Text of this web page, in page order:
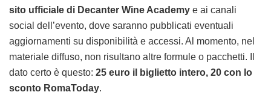
sito ufficiale di Decanter Wine Academy e ai canali
social dell’evento, dove saranno pubblicati eventuali
aggiornamenti su disponibilità e accessi. Al momento, nel
materiale diffuso, non risultano altre formule o pacchetti. Il
dato certo è questo: 25 euro il biglietto intero, 20 con lo
sconto RomaToday.